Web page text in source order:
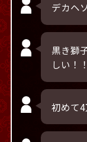
デカヘ
黒き獅
しい！！
初めて